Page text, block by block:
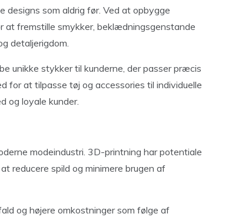
som aldrig før. Ved at opbygge
at fremstille smykker, beklædningsgenstande
detaljerigdom.
unikke stykker til kunderne, der passer præcis
for at tilpasse tøj og accessories til individuelle
og loyale kunder.
modeindustri. 3D-printning har potentiale
reducere spild og minimere brugen af
og højere omkostninger som følge af